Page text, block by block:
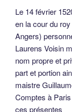
Le 14 février
en la cour du
Angers)
Laurens Voisin
nom propre et
part et portion
maistre
Comptes à
ces présentes